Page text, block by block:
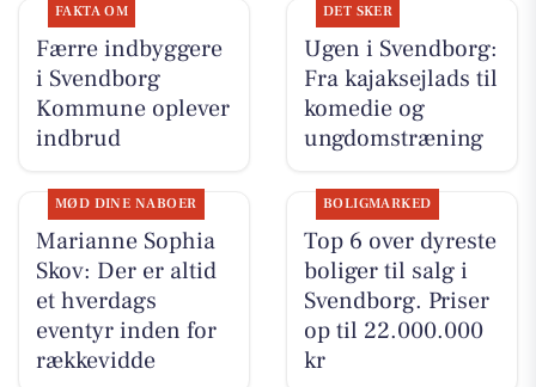
FAKTA OM
Færre indbyggere
i Svendborg
Kommune oplever
indbrud
DET SKER
Ugen i Svendborg:
Fra kajaksejlads til
komedie og
ungdomstræning
MØD DINE NABOER
Marianne Sophia
Skov: Der er altid
et hverdags
eventyr inden for
rækkevidde
BOLIGMARKED
Top 6 over dyreste
boliger til salg i
Svendborg. Priser
op til 22.000.000
kr